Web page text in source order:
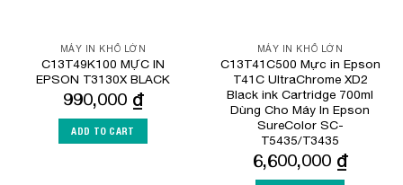
MÁY IN KHỔ LỚN
C13T49K100 MỰC IN
EPSON T3130X BLACK
990,000 ₫
ADD TO CART
MÁY IN KHỔ LỚN
C13T41C500 Mực in Epson
T41C UltraChrome XD2
Black ink Cartridge 700ml
Dùng Cho Máy In Epson
SureColor SC-
T5435/T3435
6,600,000 ₫